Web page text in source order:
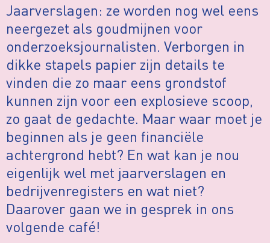
Jaarverslagen: ze worden nog wel eens
neergezet als goudmijnen voor
onderzoeksjournalisten. Verborgen in
dikke stapels papier zijn details te
vinden die zo maar eens grondstof
kunnen zijn voor een explosieve scoop,
zo gaat de gedachte. Maar waar moet je
beginnen als je geen financiële
achtergrond hebt? En wat kan je nou
eigenlijk wel met jaarverslagen en
bedrijvenregisters en wat niet?
Daarover gaan we in gesprek in ons
volgende café!